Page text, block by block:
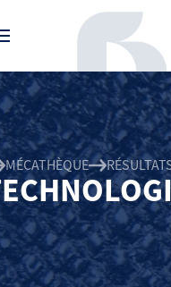
MÉCATHÈQUE